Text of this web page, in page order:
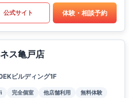
公式サイト 体験・相談予約
ス亀戸店
ビルディング1F
完全個室 他店舗利用
無料体験